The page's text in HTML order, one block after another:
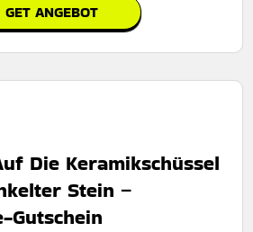
GET ANGEBOT
Die Keramikschüssel
Stein –
Gutschein